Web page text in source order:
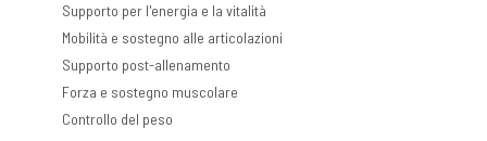
Supporto per l'energia e la vitalità
Mobilità e sostegno alle articolazioni
Supporto post-allenamento
Forza e sostegno muscolare
Controllo del peso